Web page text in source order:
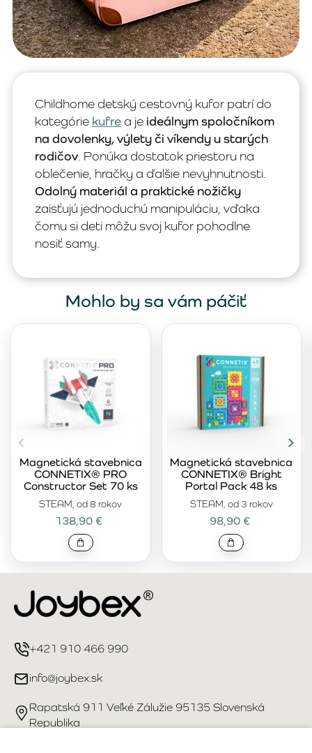
Childhome detský cestovný kufor patrí do
kategórie kufrea je ideálnym spoločníkom
na dovolenky, výlety či víkendy u starých
rodičov. Ponúka dostatok priestoru na
oblečenie, hračky a ďalšie nevyhnutnosti.
Odolný materiál a praktické nožičky
zaisťujú jednoduchú manipuláciu, vďaka
čomu si deti môžu svoj kufor pohodlne
nosiť samy.
Mohlo by sa vám páčiť
STEAM, od 8 rokov
Magnetická stavebnica
CONNETIX® PRO
Constructor Set 70 ks
138,90 €
STEAM, od 3 rokov
Magnetická stavebnica
CONNETIX® Bright
Portal Pack 48 ks
98,90 €
+421 910 466 990
info@joybex.sk
Rapatská 911 Veľké Zálužie 95135 Slovenská
Republika